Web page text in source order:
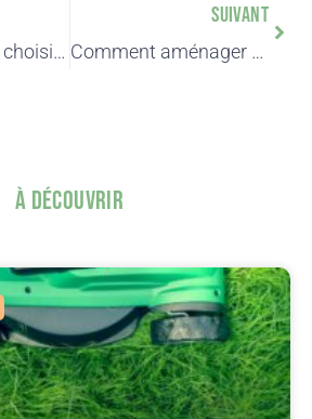
Quelles plantes choisir ? Notre top 5 dans la couleur Pantone 2023
SUIVANT
Comment aménager son jardin : Guide d’installation des plantes en 3 étapes
À Découvrir